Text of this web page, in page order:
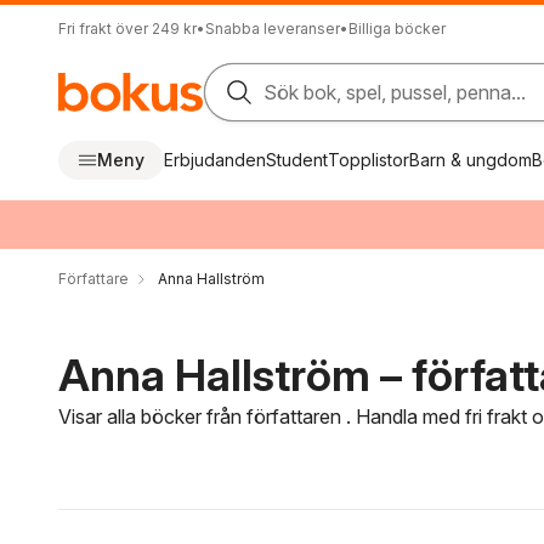
Fri frakt över 249 kr• Snabba leveranser• Billiga böcker
Sök bok, spel, pussel, penna...
Meny ErbjudandenStudentTopplistorBarn & ungdom
Författare Anna Hallström
Anna Hallström –
Visar alla böcker från författaren . Handla med fri frakt